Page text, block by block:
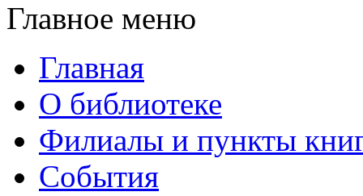
Главное меню
Главная
О библиотеке
Филиалы и пункты
События